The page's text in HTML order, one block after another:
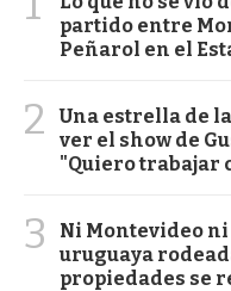
partido entre
Peñarol en el
2
Una estrella de
ver el show de
"Quiero trabajar
3
Ni Montevideo ni
uruguaya
propiedades se